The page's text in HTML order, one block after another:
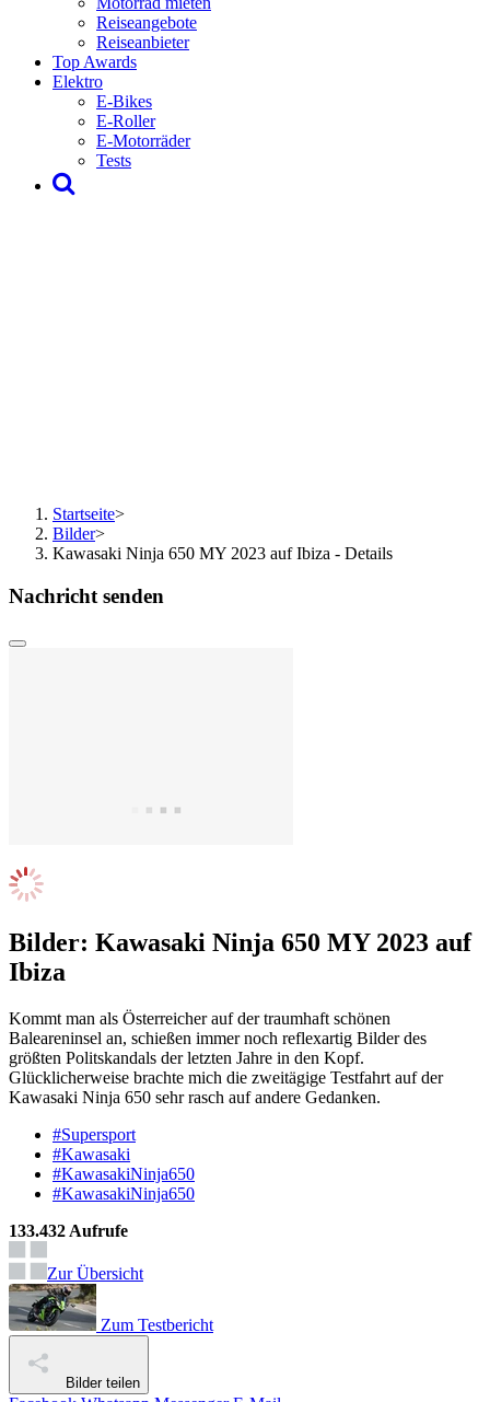
Reiseangebote
Reiseanbieter
Top Awards
Elektro
E-Bikes
E-Roller
E-Motorräder
Tests
Startseite>
Bilder>
Kawasaki Ninja 650 MY 2023 auf Ibiza - Details
Nachricht senden
Bilder: Kawasaki Ninja 650 MY 2023 auf
Ibiza
Kommt man als Österreicher auf der traumhaft schönen
Baleareninsel an, schießen immer noch reflexartig Bilder des
größten Politskandals der letzten Jahre in den Kopf.
Glücklicherweise brachte mich die zweitägige Testfahrt auf der
Kawasaki Ninja 650 sehr rasch auf andere Gedanken.
#Supersport
#Kawasaki
#KawasakiNinja650
#KawasakiNinja650
133.432 Aufrufe
Zur Übersicht
Zum Testbericht
Bilder teilen